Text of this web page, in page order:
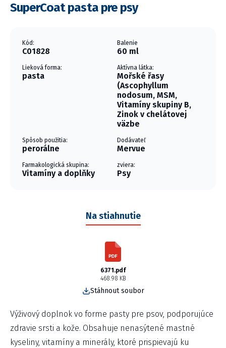
SuperCoat pasta pre psy
Kód:
C01828
Balenie
60 ml
Lieková forma:
pasta
Aktívna látka:
Mořské řasy
(Ascophyllum
nodosum, MSM,
Vitamíny skupiny B,
Zinok v chelátovej
väzbe
Spôsob použitia:
perorálne
Dodávateľ
Mervue
Farmakologická skupina:
Vitamíny a doplňky
zviera:
Psy
Na stiahnutie
6371.pdf
468.98 KB
Stáhnout soubor
Výživový doplnok vo forme pasty pre psov, podporujúce
zdravie srsti a kože. Obsahuje nenasýtené mastné
kyseliny, vitamíny a minerály, ktoré prispievajú ku